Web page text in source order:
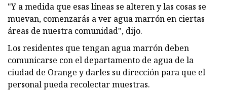
"Y a medida que esas líneas se alteren y las cosas se
muevan, comenzarás a ver agua marrón en ciertas
áreas de nuestra comunidad", dijo.
Los residentes que tengan agua marrón deben
comunicarse con el departamento de agua de la
ciudad de Orange y darles su dirección para que el
personal pueda recolectar muestras.